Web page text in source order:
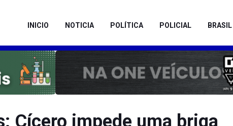
INICIO NOTICIA POLÍTICA POLICIAL BRASIL
Cícero impede uma briga